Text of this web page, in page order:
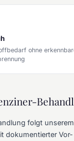
ohne
folgt
dokumentierter